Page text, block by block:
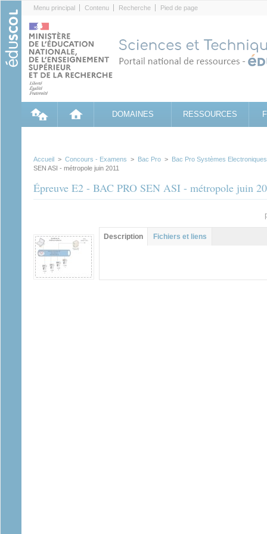
Menu principal Contenu Recherche Pied de page
DOMAINES RESSOURCES
Accueil > Concours - Examens > Bac Pro > Bac Pro Systèmes
SEN ASI - métropole juin 2011
Épreuve E2 - BAC PRO SEN ASI - métropole juin
Groupe principal
Description (onglet
actif)
Fichiers et liens